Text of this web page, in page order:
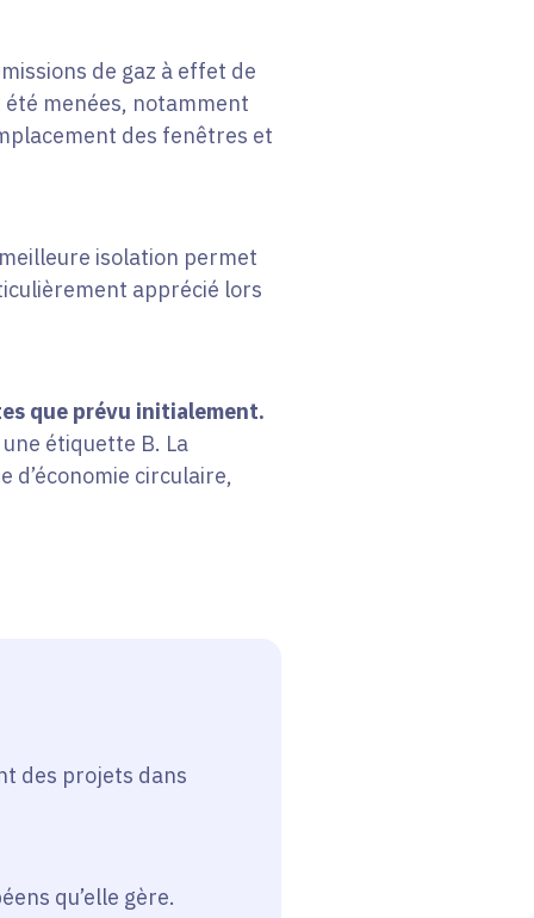
de gaz à effet de
menées, notamment
des fenêtres et
isolation permet
apprécié lors
que prévu initialement.
étiquette B. La
d’économie circulaire,
des projets dans
qu’elle gère.